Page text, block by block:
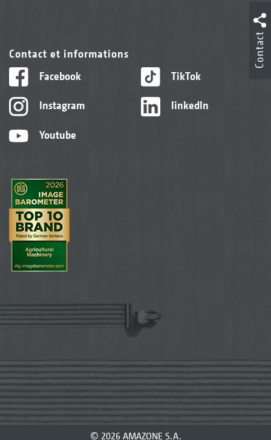
Contact et informations
Facebook
Instagram
Youtube
TikTok
linkedIn
© 2026 AMAZONE S.A.
Contact